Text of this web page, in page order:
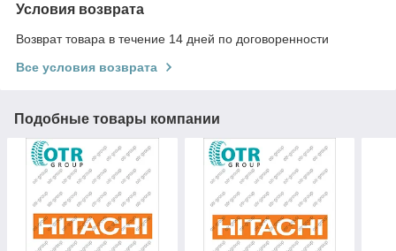
Условия возврата
Возврат товара в течение 14 дней по договоренности
Все условия возврата
Подобные товары компании